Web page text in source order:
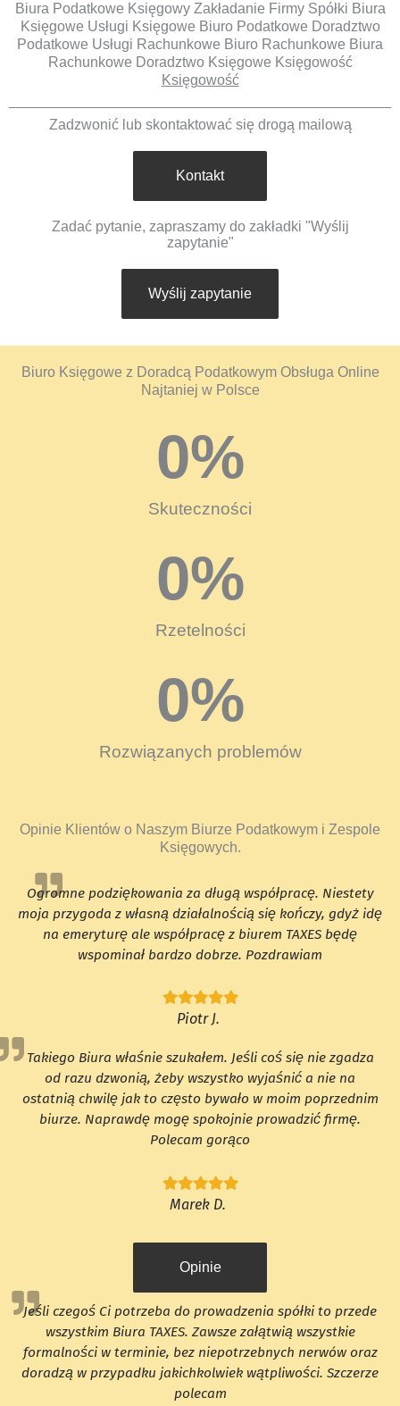
Biura Podatkowe Księgowy Zakładanie Firmy Spółki Biura
Księgowe Usługi Księgowe Biuro Podatkowe Doradztwo
Podatkowe Usługi Rachunkowe Biuro Rachunkowe Biura
Rachunkowe Doradztwo Księgowe Księgowość
Księgowość
Zadzwonić lub skontaktować się drogą mailową
Kontakt
Zadać pytanie, zapraszamy do zakładki "Wyślij
zapytanie"
Wyślij zapytanie
Biuro Księgowe z Doradcą Podatkowym Obsługa Online
Najtaniej w Polsce
Skuteczności
0%
Rzetelności
0%
Rozwiązanych problemów
0%
Opinie Klientów o Naszym Biurze Podatkowym i Zespole
Księgowych.
Ogromne podziękowania za długą współpracę. Niestety
moja przygoda z własną działalnością się kończy, gdyż idę
na emeryturę ale współpracę z biurem TAXES będę
wspominał bardzo dobrze. Pozdrawiam
Piotr J.
Takiego Biura właśnie szukałem. Jeśli coś się nie zgadza
od razu dzwonią, żeby wszystko wyjaśnić a nie na
ostatnią chwilę jak to często bywało w moim poprzednim
biurze. Naprawdę mogę spokojnie prowadzić firmę.
Polecam gorąco
Marek D.
Opinie
Jeśli czegoś Ci potrzeba do prowadzenia spółki to przede
wszystkim Biura TAXES. Zawsze załątwią wszystkie
formalności w terminie, bez niepotrzebnych nerwów oraz
doradzą w przypadku jakichkolwiek wątpliwości. Szczerze
polecam